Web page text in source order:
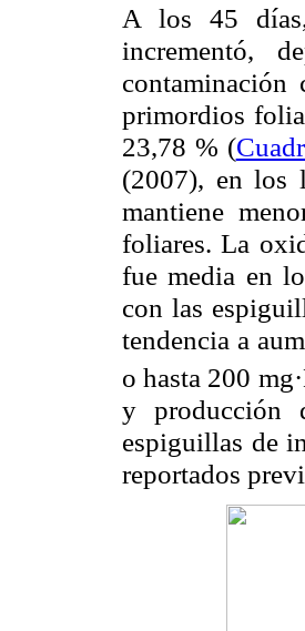
A los 45
incrementó,
primordios
23,78 % (
(2007), en los
mantiene
foliares. La
fue media en
con las
tendencia a
o hasta 200
y producción
espiguillas de
reportados